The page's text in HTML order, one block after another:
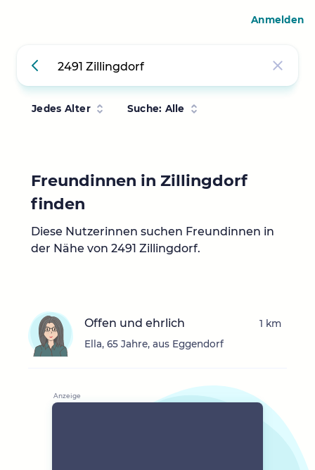
Jedes Alter Suche: Alle
Freundinnen in Zillingdorf
finden
Diese Nutzerinnen suchen Freundinnen in
der Nähe von 2491 Zillingdorf.
Offen und ehrlich
Ella, 65 Jahre, aus Eggendorf
1 km
Anmelden